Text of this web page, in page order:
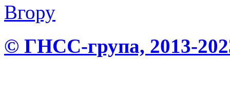
Вгору
© ГНСС-група, 2013-